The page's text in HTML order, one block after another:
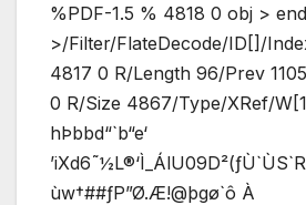
%PDF-1.5 % 4818 0 obj >
>/Filter/FlateDecode/ID[]/
4817 0 R/Length 96/Prev
0 R/Size 4867/Type/XRef/
hÞbbd“`b“e‘
ùw†##ƒP”Ø.Æ!@þgø`ô À